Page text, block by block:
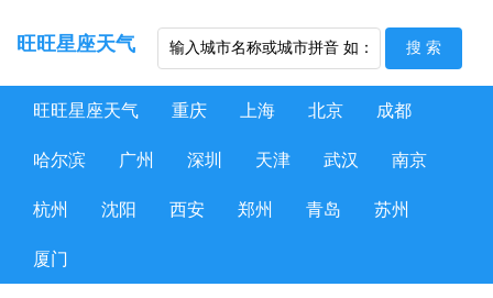
旺旺星座天气
旺旺星座天气 重庆 上海 北京 成都
哈尔滨 广州 深圳 天津 武汉 南京
杭州 沈阳 西安 郑州 青岛 苏州
厦门